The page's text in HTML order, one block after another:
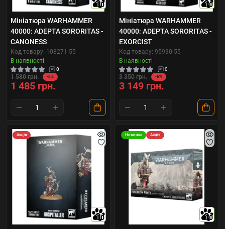
10
Мініатюра WARHAMMER
40000: ADEPTA SORORITAS -
CANONESS
Код товару: 108271-55
В наявності
0
1 580 грн. -6%
1 485 грн.
10
Мініатюра WARHAMMER
40000: ADEPTA SORORITAS -
EXORCIST
Код товару: 95930-55
В наявності
0
3 350 грн. -6%
3 149 грн.
Акція
10
Новинка Акція
10